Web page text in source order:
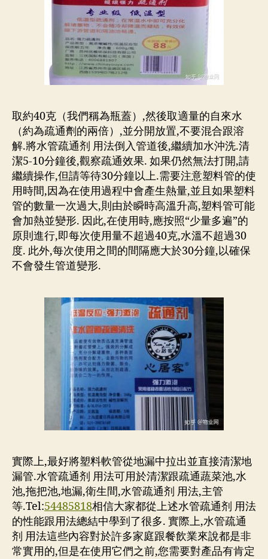
取約40克（我們稱為瓶蓋）,然後取適量的自來水
（約為疏通劑的兩倍）,並分開放置,不要混合跟溶
解.將水管疏通剂 用法倒入管道後,繼續加水沖洗.清
潔5-10分鐘後,觀察疏通效果. 如果仍然無法打開,請
繼續操作,但請等待30分鐘以上.需要注意塑料管的使
用時間,因為在使用過程中會產生熱量,並且如果塑料
管的數量一次過大,則由於瞬時高溫升高,塑料管可能
會加熱並變形. 因此,在使用時,應按照“少量多遍”的
原則進行,即每次使用量不超過40克,水溫不超過30
度. 此外,每次使用之間的間隔應大於30分鐘,以確保
不會發生管道變形.
實際上,最好將塑料軟管從地漏中拉出並直接清潔地
漏管.水管疏通剂 用法可用於清潔跟疏通蔬菜池,水
池,拖把池,地漏,衛生間,水管疏通剂 用法,主管
等.Tel:54485818相信大家都從上述水管疏通剂 用法
的性能跟用法總結中學到了很多. 實際上,水管疏通
剂 用法這些內容對於許多家庭跟餐飲業來說都是非
常實用的,但是在使用它們之前,您需要對產品有肯定